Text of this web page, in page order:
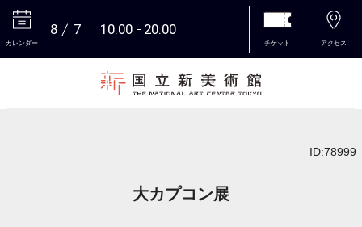
カレンダー
8 7 10:00 20:00
チケット アクセス
ID:78999
大カプコン展